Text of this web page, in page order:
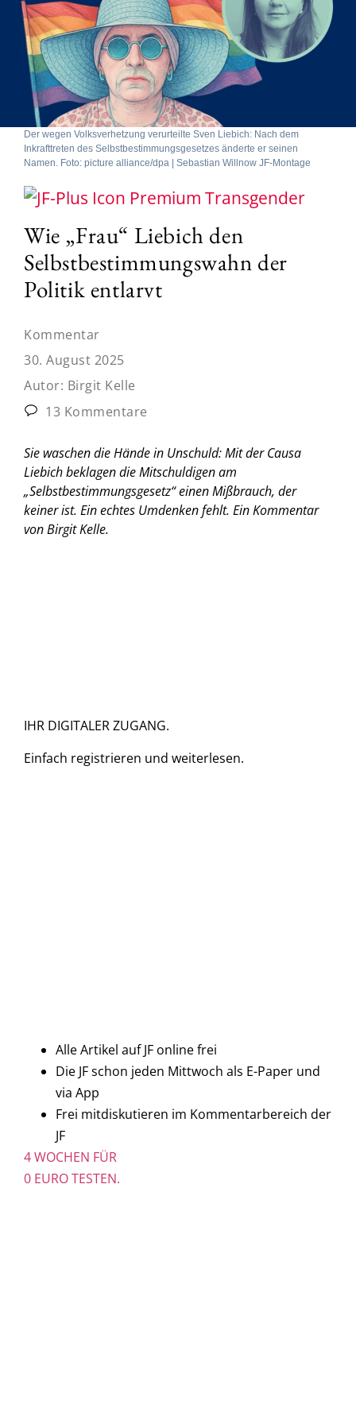
Der wegen Volksverhetzung verurteilte Sven Liebich: Nach dem
Inkrafttreten des Selbstbestimmungsgesetzes änderte er seinen
Namen. Foto: picture alliance/dpa | Sebastian Willnow JF-Montage
Transgender
Wie „Frau“ Liebich den
Selbstbestimmungswahn der
Politik entlarvt
Kommentar
30. August 2025
Autor: Birgit Kelle
13 Kommentare
Sie waschen die Hände in Unschuld: Mit der Causa
Liebich beklagen die Mitschuldigen am
„Selbstbestimmungsgesetz“ einen Mißbrauch, der
keiner ist. Ein echtes Umdenken fehlt. Ein Kommentar
von Birgit Kelle.
IHR DIGITALER ZUGANG.
Einfach registrieren und weiterlesen.
Alle Artikel auf JF online frei
Die JF schon jeden Mittwoch als E-Paper und
via App
Frei mitdiskutieren im Kommentarbereich der
JF
4 WOCHEN FÜR
0 EURO TESTEN.